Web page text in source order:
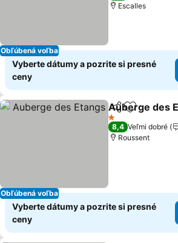
Obľúbená voľba
Escalles
Vyberte dátumy a pozrite si presné
ceny
Obľúbená voľba
ZdieľaťPridať do
Auberge des
1 Počet hviezdičiek
8,4 Veľmi dobré
Roussent
Vyberte dátumy a pozrite si presné
ceny